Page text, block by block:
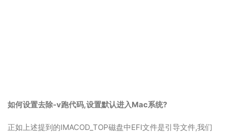
如何设置去除-v跑代码,设置默认进入Mac系统?
正如上述提到的IMACOD_TOP磁盘中EFI文件是引导文件,我们